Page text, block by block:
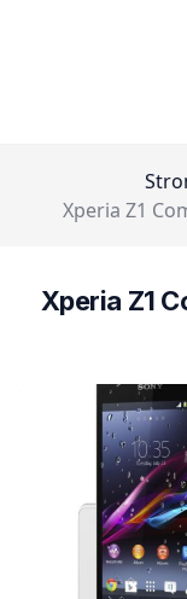
Xperia Z1
Xperia Z1